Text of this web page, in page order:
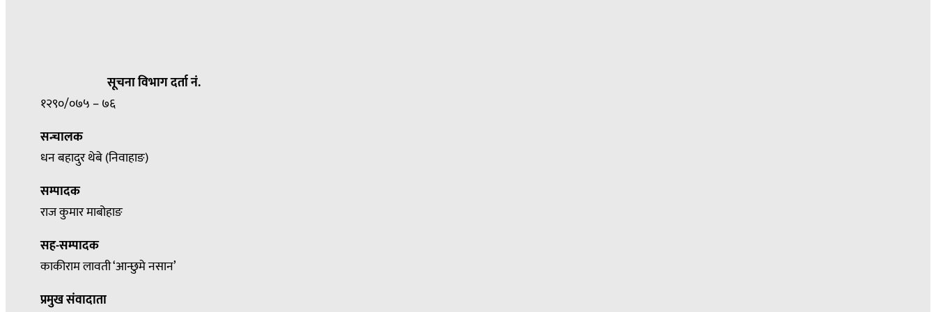
सूचना विभाग दर्ता नं.
१२९०/०७५ – ७६
सन्चालक
धन बहादुर थेबे (निवाहाङ)
सम्पादक
राज कुमार माबोहाङ
सह-सम्पादक
काकीराम लावती ‘आन्छुमे नसान’
प्रमुख संवादाता